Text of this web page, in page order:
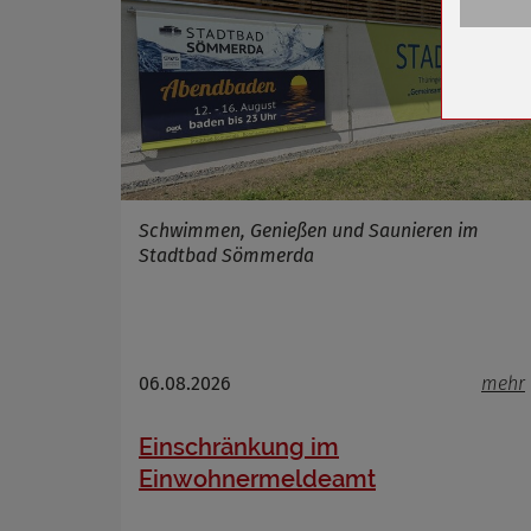
Schwimmen, Genießen und Saunieren im
Stadtbad Sömmerda
06.08.2026 mehr
Einschränkung im
Einwohnermeldeamt
Name